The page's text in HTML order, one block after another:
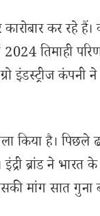
कर रहे
तिमाही
इंडस्ट्रीज कंपनी
है। पिछले ढाई
ब्रांड ने
मांग सात गुना